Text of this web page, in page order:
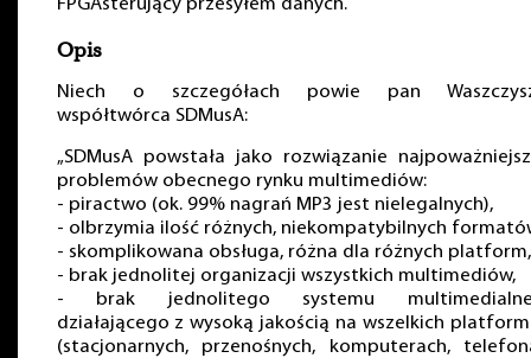
Opis
Niech o szczegółach powie pan
współtwórca SDMusA:
„SDMusA powstała jako rozwiązanie
problemów obecnego rynku multimediów:
- piractwo (ok. 99% nagrań MP3 jest nielegalnych),
- olbrzymia ilość różnych, niekompatybilnych
- skomplikowana obsługa, różna dla różnych platform,
- brak jednolitej organizacji wszystkich multimediów,
- brak jednolitego systemu
działającego z wysoką jakością na wszelkich
(stacjonarnych, przenośnych, komputerach,